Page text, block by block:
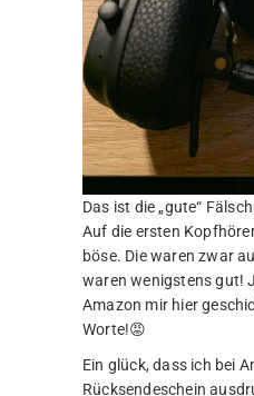
Das ist die „gute“
Auf die ersten
böse. Die waren zwar
waren wenigstens gut!
Amazon mir hier
Worte!😡
Ein glück, dass ich bei
Rücksendeschein